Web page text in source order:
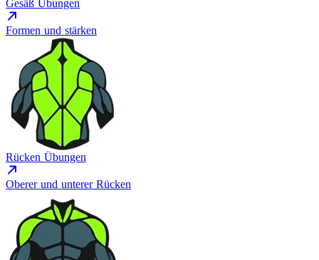
Gesäß Übungen
Formen und stärken
Rücken Übungen
Oberer und unterer Rücken